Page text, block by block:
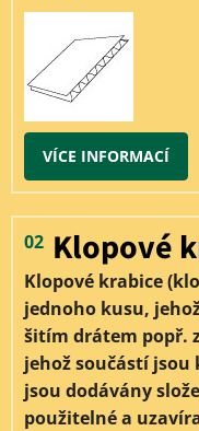
VÍCE INFORMACÍ
02 Klopové
Klopové krabice
jednoho kusu,
šitím drátem popř.
jehož součástí jsou
jsou dodávány
použitelné a